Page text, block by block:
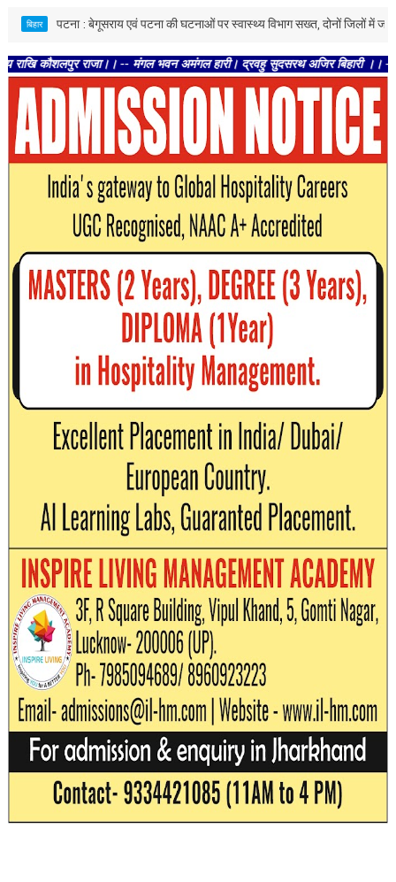
पटना : बेगूसराय एवं पटना की घटनाओं पर स्वास्थ्य विभाग सख्त, दोनों जिलों में जांच के निर्देश
राजा।। -- मंगल भवन अमंगल हारी। द्रवहु सुदसरथ अजिर बिहारी ।। -- सब नर